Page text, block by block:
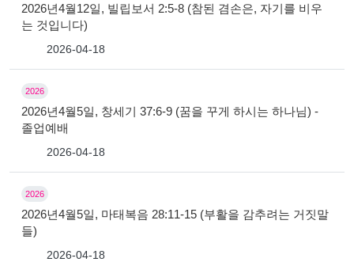
2026년4월12일, 빌립보서 2:5-8 (참된 겸손은, 자기를 비우
는 것입니다)
2026-04-18
2026
2026년4월5일, 창세기 37:6-9 (꿈을 꾸게 하시는 하나님) -
졸업예배
2026-04-18
2026
2026년4월5일, 마태복음 28:11-15 (부활을 감추려는 거짓말
들)
2026-04-18